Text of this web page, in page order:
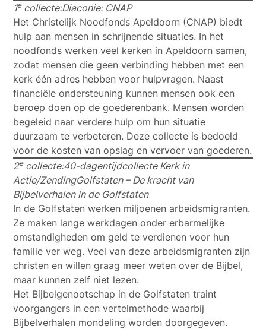
1ecollecte:Diaconie: CNAP
Het Christelijk Noodfonds Apeldoorn (CNAP) biedt
hulp aan mensen in schrijnende situaties. In het
noodfonds werken veel kerken in Apeldoorn samen,
zodat mensen die geen verbinding hebben met een
kerk één adres hebben voor hulpvragen. Naast
financiële ondersteuning kunnen mensen ook een
beroep doen op de goederenbank. Mensen worden
begeleid naar verdere hulp om hun situatie
duurzaam te verbeteren. Deze collecte is bedoeld
voor de kosten van opslag en vervoer van goederen.
2ecollecte:40-dagentijdcollecte Kerk in
Actie/ZendingGolfstaten – De kracht van
Bijbelverhalen in de Golfstaten
In de Golfstaten werken miljoenen arbeidsmigranten.
Ze maken lange werkdagen onder erbarmelijke
omstandigheden om geld te verdienen voor hun
familie ver weg. Veel van deze arbeidsmigranten zijn
christen en willen graag meer weten over de Bijbel,
maar kunnen zelf niet lezen.
Het Bijbelgenootschap in de Golfstaten traint
voorgangers in een vertelmethode waarbij
Bijbelverhalen mondeling worden doorgegeven.